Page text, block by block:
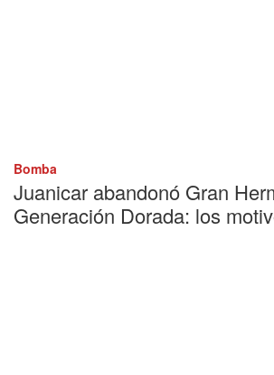
Bomba
Juanicar abandonó Gran
Generación Dorada: los